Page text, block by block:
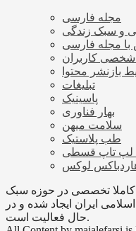
مجله فارسی
و سبک زندگی
با مجله فارسی
کاربران
بازنشر محتوا
تبلیغات
پاسینیک
بهار فناوری
سلامت میهن
طب پلاستیک
لپ تاپ قسطی
لوکس
تخصصی در حوزه سبک
ایران ایجاد شده و در
حال فعالیت است.